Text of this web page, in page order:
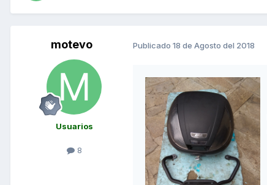
motevo
Usuarios
8
Publicado 18 de Agosto del 2018